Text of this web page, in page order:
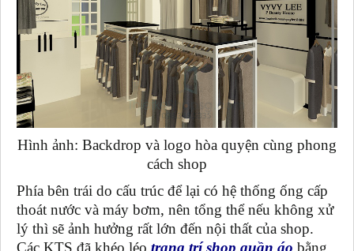
Hình ảnh: Backdrop và logo hòa quyện cùng phong
cách shop
Phía bên trái do cấu trúc để lại có hệ thống ống cấp
thoát nước và máy bơm, nên tổng thể nếu không xử
lý thì sẽ ảnh hưởng rất lớn đến nội thất của shop.
Các KTS đã khéo léo trang trí shop quần áo bằng